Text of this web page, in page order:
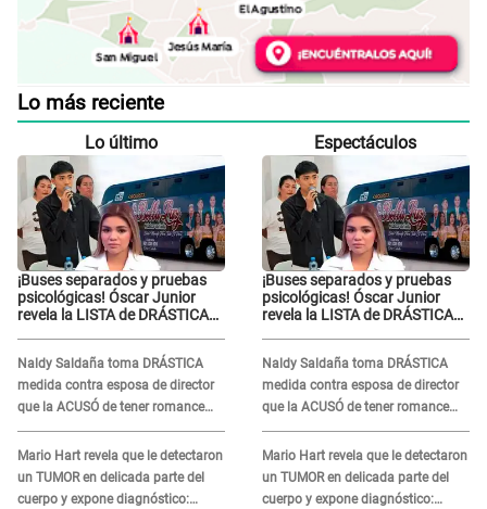
Lo más reciente
Lo último
¡Buses separados y pruebas
psicológicas! Óscar Junior
revela la LISTA de DRÁSTICAS
Naldy Saldaña
Naldy Saldaña toma DRÁSTICA
medida contra esposa de director
que la ACUSÓ de tener romance
con él: "Muy triste..."
Mario Hart revela que le detectaron
un TUMOR en delicada parte del
cuerpo y expone diagnóstico:
Espectáculos
¡Buses separados y pruebas
psicológicas! Óscar Junior
revela la LISTA de DRÁSTICAS
Naldy Saldaña
Naldy Saldaña toma DRÁSTICA
medida contra esposa de director
que la ACUSÓ de tener romance
con él: "Muy triste..."
Mario Hart revela que le detectaron
un TUMOR en delicada parte del
cuerpo y expone diagnóstico: